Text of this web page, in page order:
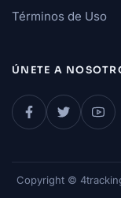
Términos de Uso
ÚNETE A
Copyright ©